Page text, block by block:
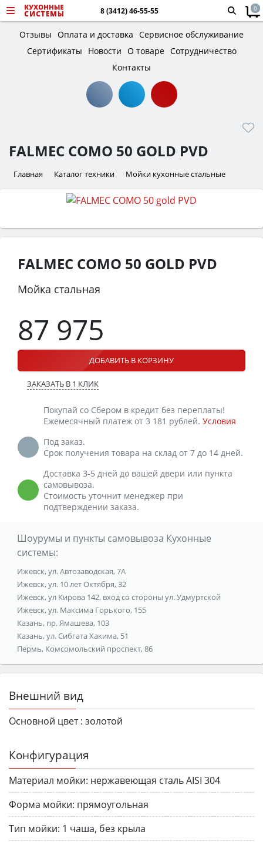
8 (3412) 46-55-55 0
Отзывы Оплата и доставка Сервисное обслуживание
Сертификаты
Новости О товаре Сотрудничество
Контакты
FALMEC COMO 50 GOLD PVD
Главная Каталог техники Мойки кухонные стальные
FALMEC COMO 50 GOLD PVD
Мойка стальная
87 975
ДОБАВИТЬ В КОРЗИНУ
ЗАКАЗАТЬ В 1 КЛИК
Покупай со Сбером в кредит без переплаты!
Ежемесячный платеж от 3 181 рублей. Условия
Под заказ.
Срок получения товара на склад от 7 до 14 дней.
Доставка 3-5 дней до вашей двери или пункта
самовывоза.
Стоимость уточнит менеджер при
подтверждении заказа.
Шоурумы и пункты самовывоза Кухонные
системы:
Ижевск, ул. Автозаводская, 7А
Ижевск, ул. 10 лет Октября, 32
Ижевск, ул Кирова 142, вход со стороны ул. Удмуртской
Ижевск, ул. Максима Горького, 155
Казань, пр. Ямашева, 103
Казань, ул. Сибгата Хакима, 51
Пермь, Комсомольский проспект, 86
Внешний вид
Основной цвет : золотой
Конфигурация
Материал мойки: нержавеющая сталь AISI 304
Форма мойки: прямоугольная
Тип мойки: 1 чаша, без крыла